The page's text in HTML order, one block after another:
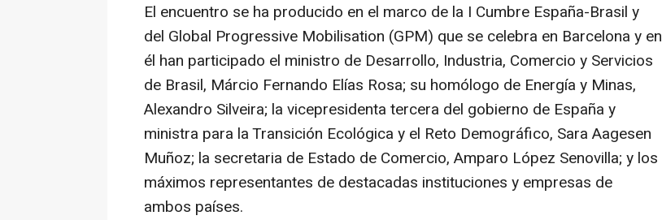
El encuentro se ha producido en el marco de la I Cumbre España-Brasil y
del Global Progressive Mobilisation (GPM) que se celebra en Barcelona y en
él han participado el ministro de Desarrollo, Industria, Comercio y Servicios
de Brasil, Márcio Fernando Elías Rosa; su homólogo de Energía y Minas,
Alexandro Silveira; la vicepresidenta tercera del gobierno de España y
ministra para la Transición Ecológica y el Reto Demográfico, Sara Aagesen
Muñoz; la secretaria de Estado de Comercio, Amparo López Senovilla; y los
máximos representantes de destacadas instituciones y empresas de
ambos países.